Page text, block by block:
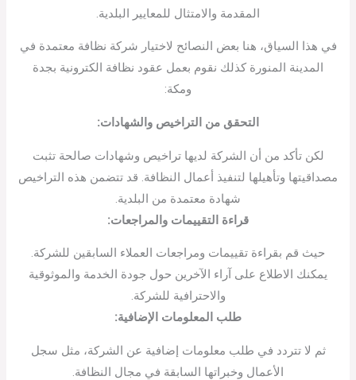
المقدمة والامتثال للمعايير البلدية.
في هذا السياق، هنا بعض النصائح لاختيار شركة نظافة معتمدة في
المدينة المنورة كذلك نقوم بعمل عقود نظافة الكترونية بجدة
ومكة:
التحقق من التراخيص والشهادات:
لكن تأكد من أن الشركة لديها تراخيص وشهادات صالحة تثبت
مصداقيتها وتأهيلها لتنفيذ أعمال النظافة. قد تتضمن هذه التراخيص
شهادة معتمدة من البلدية.
قراءة التقييمات والمراجعات:
حيث قم بقراءة تقييمات ومراجعات العملاء السابقين للشركة.
يمكنك الاطلاع على آراء الآخرين حول جودة الخدمة والموثوقية
والاحترافية للشركة.
طلب المعلومات الإضافية:
ثم لا تتردد في طلب معلومات إضافية عن الشركة، مثل سجل
الأعمال وخبراتها السابقة في مجال النظافة.